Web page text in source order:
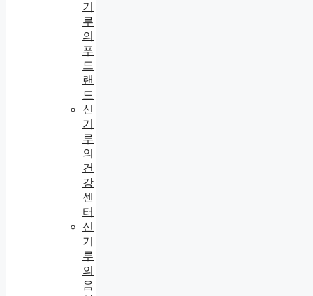
기
루
의
푸
드
랜
드
신
기
루
의
건
강
센
터
신
기
루
의
음